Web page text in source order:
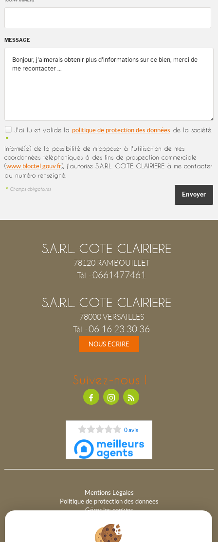
MESSAGE
J'ai lu et valide la politique de protection des données de la société.
*
Informé(e) de la possibilité de m'opposer à l'utilisation de mes
coordonnées téléphoniques à des fins de prospection commerciale
(www.bloctel.gouv.fr), j'autorise S.A.R.L. COTE CLAIRIERE à me contacter
au numéro renseigné.
* Champs obligatoires
S.A.R.L. COTE CLAIRIERE
78120 RAMBOUILLET
Tél. : 0661477461
S.A.R.L. COTE CLAIRIERE
78000 VERSAILLES
Tél. : 06 16 23 30 36
NOUS ÉCRIRE
Suivez-nous !
0 avis
Mentions Légales
Politique de protection des données
Gérer les cookies